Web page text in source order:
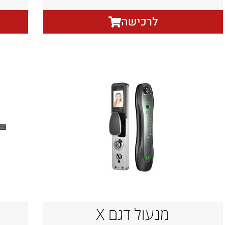
לרכישה
מנעול דגם X